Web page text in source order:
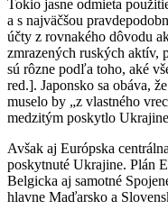
Tokio jasne odmieta
a s najväčšou
účty z rovnakého dôvodu
zmrazených ruských aktív,
sú rôzne podľa toho, aké
red.]. Japonsko sa obáva,
muselo by „z vlastného
medzitým poskytlo
Avšak aj Európska
poskytnuté Ukrajine. Plán
Belgicka aj samotné
hlavne Maďarsko a